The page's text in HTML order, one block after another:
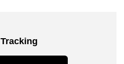
Tracking